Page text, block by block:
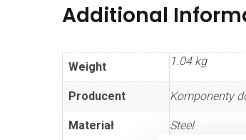
Additional
Weight 1.04 kg
Producent Komponenty
Materiał Steel